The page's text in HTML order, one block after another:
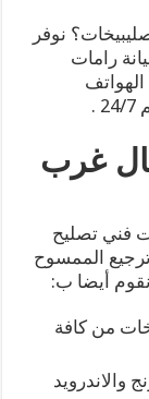
نوفر
رامات
الهواتف
.
غرب
فني تصليح
الممسوح
أيضا ب:
من كافة
والاندرويد